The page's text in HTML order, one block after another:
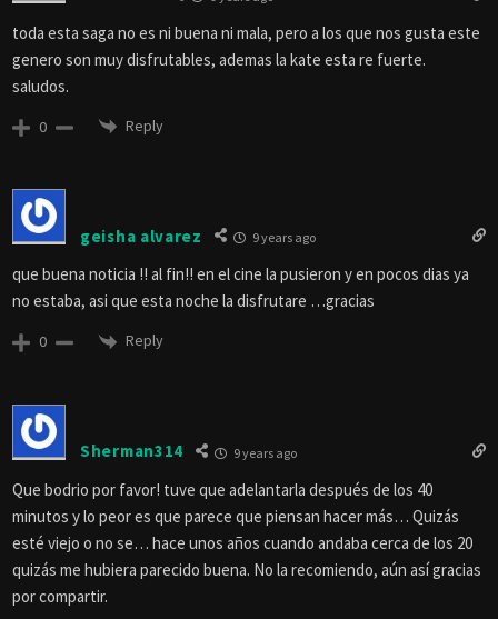
toda esta saga no es ni buena ni mala, pero a los que nos gusta este
genero son muy disfrutables, ademas la kate esta re fuerte.
saludos.
0 Reply
geisha alvarez 9 years ago
que buena noticia !! al fin!! en el cine la pusieron y en pocos dias ya
no estaba, asi que esta noche la disfrutare …gracias
0 Reply
Sherman314 9 years ago
Que bodrio por favor! tuve que adelantarla después de los 40
minutos y lo peor es que parece que piensan hacer más… Quizás
esté viejo o no se… hace unos años cuando andaba cerca de los 20
quizás me hubiera parecido buena. No la recomiendo, aún así gracias
por compartir.